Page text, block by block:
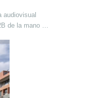
audiovisual
de la mano de